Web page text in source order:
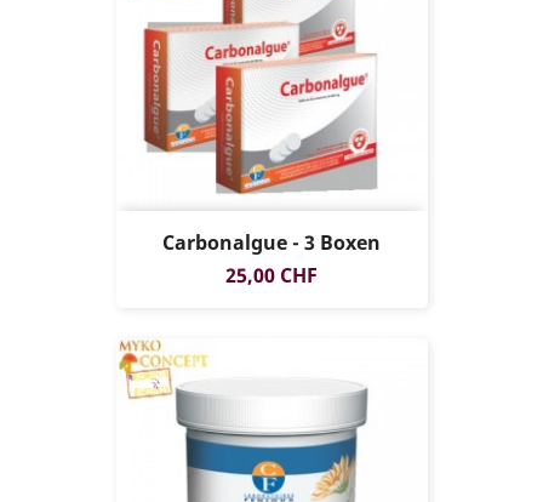
Carbonalgue - 3 Boxen
Preis
25,00 CHF